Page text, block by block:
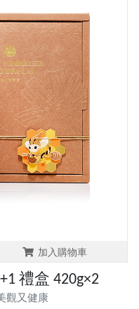
加入購物車
禮盒 420g×2
觀又健康